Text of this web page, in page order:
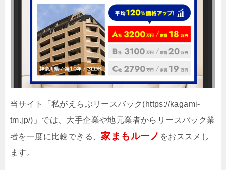
当サイト「私がえらぶリースバック(https://kagami-
tm.jp/)」では、大手企業や地元業者からリースバック業
者を一度に比較できる、家まもルーノ をおススメし
ます。